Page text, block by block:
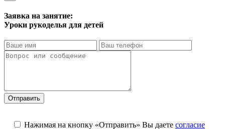
Заявка на занятие:
Уроки рукоделья для детей
Отправить
Нажимая на кнопку «Отправить» Вы даете согласие